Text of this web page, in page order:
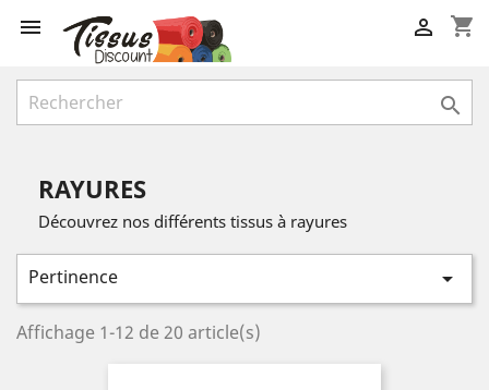
 shopping_cart


RAYURES
Découvrez nos différents tissus à rayures
Pertinence 
Affichage 1-12 de 20 article(s)